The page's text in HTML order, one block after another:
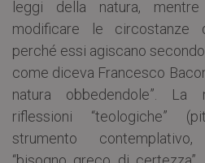
leggi della natura,
modificare le circostanze
perché essi agiscano
come diceva Francesco
natura obbedendole”. La
riflessioni “teologiche”
strumento